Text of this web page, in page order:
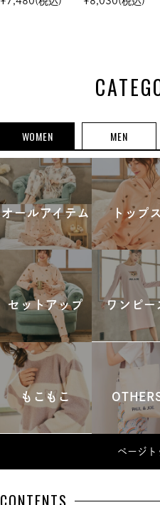
ーバー
WOMEN MEN
オールアイテム トップ
セットアップ ワンピー
もこもこ
ページト
CONTENTS